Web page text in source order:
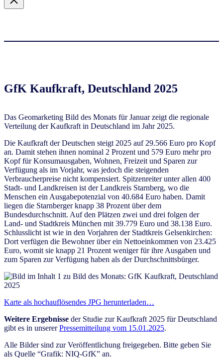
GfK Kaufkraft, Deutschland 2025
Das Geomarketing Bild des Monats für Januar zeigt die regionale
Verteilung der Kaufkraft in Deutschland im Jahr 2025.
Die Kaufkraft der Deutschen steigt 2025 auf 29.566 Euro pro Kopf
an. Damit stehen ihnen nominal 2 Prozent und 579 Euro mehr pro
Kopf für Konsumausgaben, Wohnen, Freizeit und Sparen zur
Verfügung als im Vorjahr, was jedoch die steigenden
Verbraucherpreise nicht kompensiert. Spitzenreiter unter allen 400
Stadt- und Landkreisen ist der Landkreis Starnberg, wo die
Menschen ein Ausgabepotenzial von 40.684 Euro haben. Damit
liegen die Starnberger knapp 38 Prozent über dem
Bundesdurchschnitt. Auf den Plätzen zwei und drei folgen der
Land- und Stadtkreis München mit 39.779 Euro und 38.138 Euro.
Schlusslicht ist wie in den Vorjahren der Stadtkreis Gelsenkirchen:
Dort verfügen die Bewohner über ein Nettoeinkommen von 23.425
Euro, womit sie knapp 21 Prozent weniger für ihre Ausgaben und
zum Sparen zur Verfügung haben als der Durchschnittsbürger.
Karte als hochauflösendes JPG herunterladen…
Weitere Ergebnisse der Studie zur Kaufkraft 2025 für Deutschland
gibt es in unsererPressemitteilung vom 15.01.2025.
Alle Bilder sind zur Veröffentlichung freigegeben. Bitte geben Sie
als Quelle “Grafik: NIQ-GfK” an.